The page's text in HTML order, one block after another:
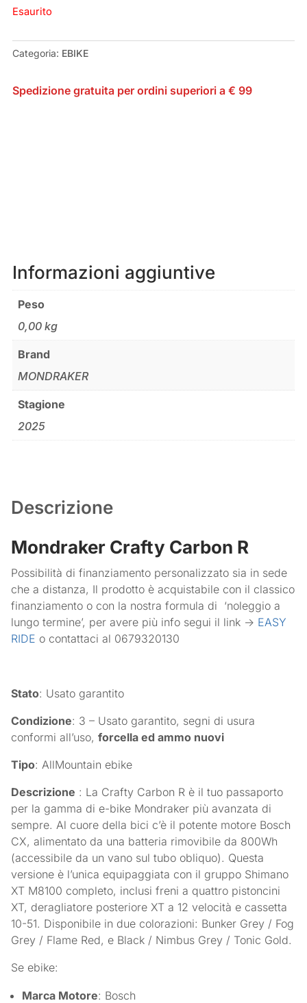
Esaurito
Categoria: EBIKE
Spedizione gratuita per ordini superiori a € 99
Informazioni aggiuntive
Peso
0,00 kg
Brand
MONDRAKER
Stagione
2025
Descrizione
Mondraker Crafty Carbon R
Possibilità di finanziamento personalizzato sia in sede
che a distanza, Il prodotto è acquistabile con il classico
finanziamento o con la nostra formula di ‘noleggio a
lungo termine’, per avere più info segui il link -> EASY
RIDE o contattaci al 0679320130
Stato: Usato garantito
Condizione: 3 – Usato garantito, segni di usura
conformi all’uso,forcella ed ammo nuovi
Tipo: AllMountain ebike
Descrizione : La Crafty Carbon R è il tuo passaporto
per la gamma di e-bike Mondraker più avanzata di
sempre. Al cuore della bici c’è il potente motore Bosch
CX, alimentato da una batteria rimovibile da 800Wh
(accessibile da un vano sul tubo obliquo). Questa
versione è l’unica equipaggiata con il gruppo Shimano
XT M8100 completo, inclusi freni a quattro pistoncini
XT, deragliatore posteriore XT a 12 velocità e cassetta
10-51. Disponibile in due colorazioni: Bunker Grey / Fog
Grey / Flame Red, e Black / Nimbus Grey / Tonic Gold.
Se ebike:
Marca Motore: Bosch